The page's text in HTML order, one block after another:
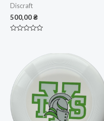
Discraft
500,00₴